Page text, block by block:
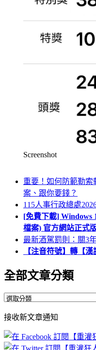
Screenshot
重要！如何防範勒
案、跟你要錢？
115人事行政總處
[免費下載] Windows
檔案) 官方網站正式
最新酒駕罰則：關3
【注音符號】轉【
全部文章分類
全
文
章
分
接收新文章通知